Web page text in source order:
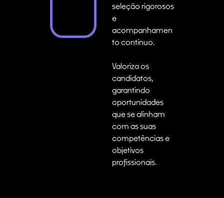
seleção rigorosos
e
acompanhamen
to contínuo.
Valoriza os
candidatos,
garantindo
oportunidades
que se alinham
com as suas
competências e
objetivos
profissionais.